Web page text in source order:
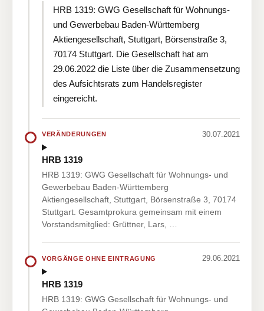
HRB 1319: GWG Gesellschaft für Wohnungs-
und Gewerbebau Baden-Württemberg
Aktiengesellschaft, Stuttgart, Börsenstraße 3,
70174 Stuttgart. Die Gesellschaft hat am
29.06.2022 die Liste über die Zusammensetzung
des Aufsichtsrats zum Handelsregister
eingereicht.
VERÄNDERUNGEN 30.07.2021
HRB 1319
HRB 1319: GWG Gesellschaft für Wohnungs- und
Gewerbebau Baden-Württemberg
Aktiengesellschaft, Stuttgart, Börsenstraße 3, 70174
Stuttgart. Gesamtprokura gemeinsam mit einem
Vorstandsmitglied: Grüttner, Lars, …
VORGÄNGE OHNE EINTRAGUNG 29.06.2021
HRB 1319
HRB 1319: GWG Gesellschaft für Wohnungs- und